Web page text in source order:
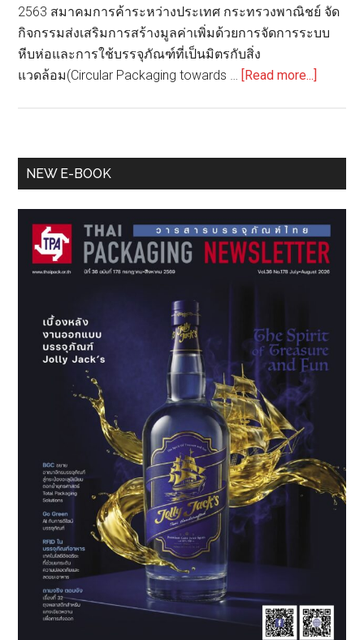
2563 สมาคมการค้าระหว่างประเทศ กระทรวงพาณิชย์ จัด
กิจกรรมส่งเสริมการสร้างมูลค่าเพิ่มด้วยการจัดการระบบ
หีบห่อและการใช้บรรจุภัณฑ์ที่เป็นมิตรกับสิ่ง
แวดล้อม(Circular Packaging towards …
[Read more...]
ระหว่าง
พาณิชย์
จัด
กิจกรรม
BCG
Primary
NEW E-BOOK